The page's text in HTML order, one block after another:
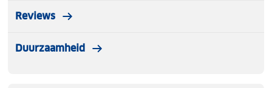
Reviews
Duurzaamheid